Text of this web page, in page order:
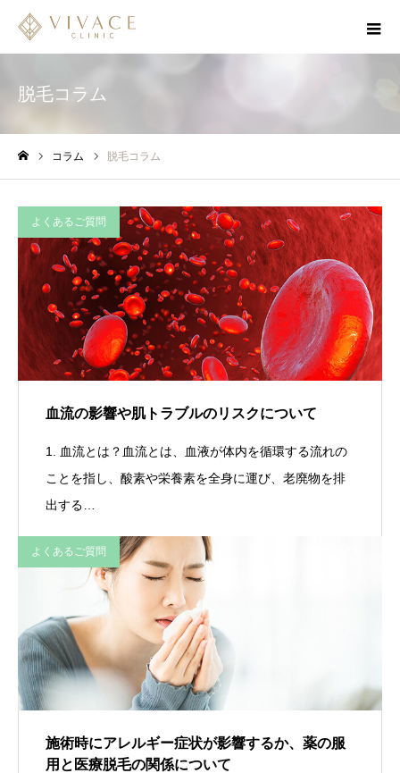
脱毛コラム
コラム 脱毛コラム
よくあるご質問
血流の影響や肌トラブルのリスクについて
1. 血流とは？血流とは、血液が体内を循環する流れの
ことを指し、酸素や栄養素を全身に運び、老廃物を排
出する…
よくあるご質問
施術時にアレルギー症状が影響するか、薬の服
用と医療脱毛の関係について